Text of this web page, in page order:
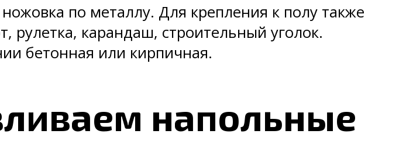
по металлу. Для крепления к полу также
рулетка, карандаш, строительный уголок.
бетонная или кирпичная.
напольные